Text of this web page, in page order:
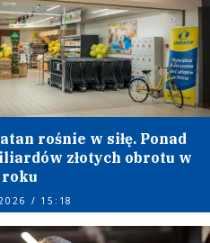
rośnie w siłę. Ponad
złotych obrotu w
roku
/ 15:18